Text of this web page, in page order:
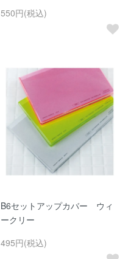
550円(税込)
B6セットアップカバー ウィ
ークリー
495円(税込)